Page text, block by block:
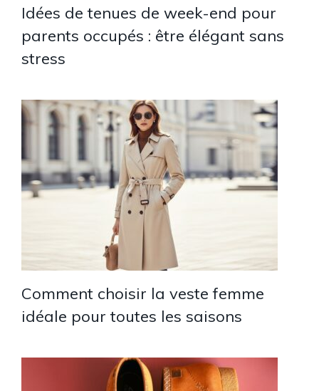
Idées de tenues de week-end pour
parents occupés : être élégant sans
stress
Comment choisir la veste femme
idéale pour toutes les saisons